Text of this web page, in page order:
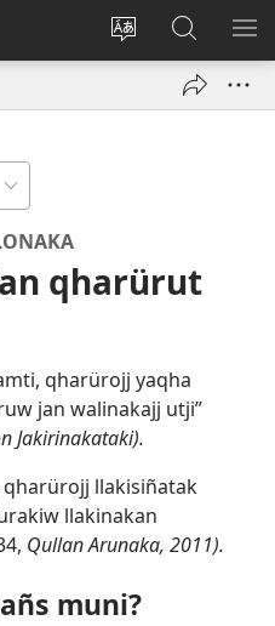
Change
language
Cuentamar
mantañatakiJW.ORG:
qharürut
qharürojj yaqha
jan walinakajj utji”
Jakirinakataki).
llakisiñatak
llakinakan
Qullan Arunaka, 2011).
muni?